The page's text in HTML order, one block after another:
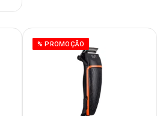
% PROMOÇÃO